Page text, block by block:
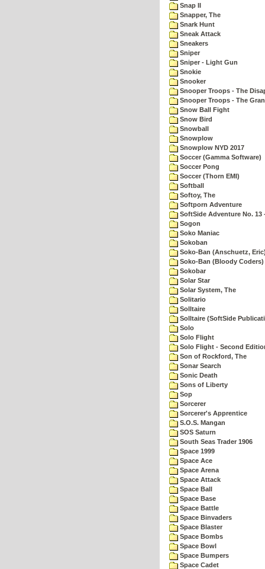
Snap II
Snapper, The
Snark Hunt
Sneak Attack
Sneakers
Sniper
Sniper - Light Gun
Snokie
Snooker
Snooper Troops - The
Snooper Troops - The
Snow Ball Fight
Snow Bird
Snowball
Snowplow
Snowplow NYD 2017
Soccer (Gamma Software)
Soccer Pong
Soccer (Thorn EMI)
Softball
Softoy, The
Softporn Adventure
SoftSide Adventure No. 13
Sogon
Soko Maniac
Sokoban
Soko-Ban (Anschuetz,
Soko-Ban (Bloody Coders)
Sokobar
Solar Star
Solar System, The
Solitario
Solltaire
Solltaire (SoftSide
Solo
Solo Flight
Solo Flight - Second
Son of Rockford, The
Sonar Search
Sonic Death
Sons of Liberty
Sop
Sorcerer
Sorcerer's Apprentice
S.O.S. Mangan
SOS Saturn
South Seas Trader 1906
Space 1999
Space Ace
Space Arena
Space Attack
Space Ball
Space Base
Space Battle
Space Binvaders
Space Blaster
Space Bombs
Space Bowl
Space Bumpers
Space Cadet